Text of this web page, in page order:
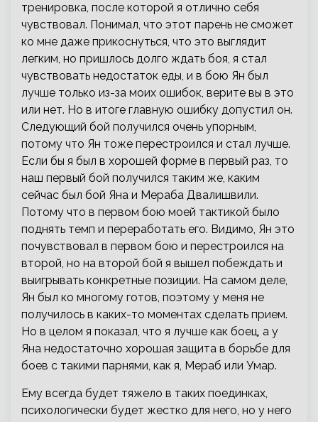
тренировка, после которой я отлично себя
чувствовал. Понимал, что этот парень не сможет
ко мне даже прикоснуться, что это выглядит
легким, но пришлось долго ждать боя, я стал
чувствовать недостаток еды, и в бою Ян был
лучше только из-за моих ошибок, верите вы в это
или нет. Но в итоге главную ошибку допустил он.
Следующий бой получился очень упорным,
потому что Ян тоже перестроился и стал лучше.
Если бы я был в хорошей форме в первый раз, то
наш первый бой получился таким же, каким
сейчас был бой Яна и Мераба Двалишвили.
Потому что в первом бою моей тактикой было
поднять темп и переработать его. Видимо, Ян это
почувствовал в первом бою и перестроился на
второй, но на второй бой я вышел побеждать и
выигрывать конкретные позиции. На самом деле,
Ян был ко многому готов, поэтому у меня не
получилось в каких-то моментах сделать прием.
Но в целом я показал, что я лучше как боец, а у
Яна недостаточно хорошая защита в борьбе для
боев с такими парнями, как я, Мераб или Умар.
Ему всегда будет тяжело в таких поединках,
психологически будет жестко для него, но у него